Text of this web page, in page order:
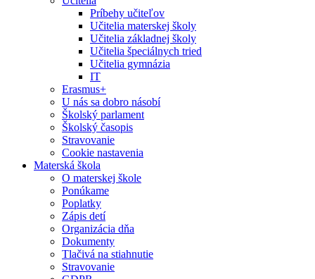
Príbehy učiteľov
Učitelia materskej školy
Učitelia základnej školy
Učitelia špeciálnych tried
Učitelia gymnázia
IT
Erasmus+
U nás sa dobro násobí
Školský parlament
Školský časopis
Stravovanie
Cookie nastavenia
Materská škola
O materskej škole
Ponúkame
Poplatky
Zápis detí
Organizácia dňa
Dokumenty
Tlačivá na stiahnutie
Stravovanie